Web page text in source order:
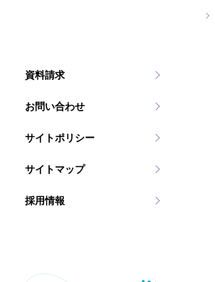
資料請求
お問い合わせ
サイトポリシー
サイトマップ
採用情報